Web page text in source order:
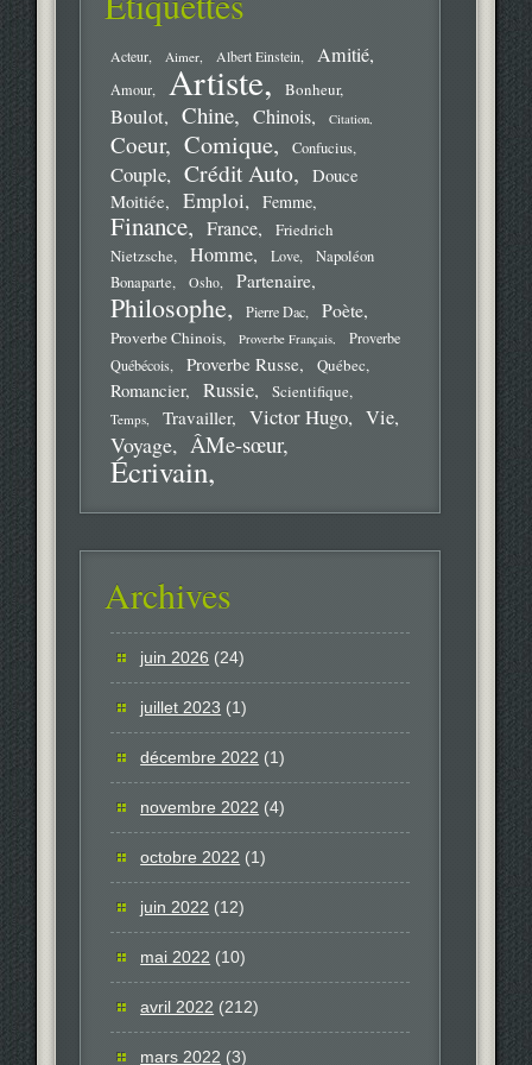
Acteur Aimer Albert Einstein Amitié
Amour Artiste Bonheur
Boulot Chine Chinois Citation
Coeur Comique Confucius
Couple Crédit Auto
Douce
Moitiée
Emploi Femme
Finance France
Friedrich
Nietzsche
Homme Love
Napoléon
Bonaparte
Osho Partenaire
Philosophe Pierre Dac Poète
Proverbe Chinois Proverbe Français
Proverbe
Québécois
Proverbe Russe Québec
Romancier Russie Scientifique
Temps Travailler Victor Hugo Vie
Voyage ÂMe-sœur
Écrivain
Archives
juin 2026 (24)
juillet 2023 (1)
décembre 2022 (1)
novembre 2022 (4)
octobre 2022 (1)
juin 2022 (12)
mai 2022 (10)
avril 2022 (212)
mars 2022 (3)